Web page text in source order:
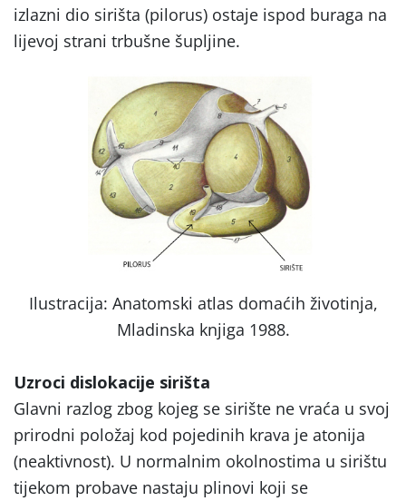
izlazni dio sirišta (pilorus) ostaje ispod buraga na
lijevoj strani trbušne šupljine.
Ilustracija: Anatomski atlas domaćih životinja,
Mladinska knjiga 1988.
Uzroci dislokacije sirišta
Glavni razlog zbog kojeg se sirište ne vraća u svoj
prirodni položaj kod pojedinih krava je atonija
(neaktivnost). U normalnim okolnostima u sirištu
tijekom probave nastaju plinovi koji se